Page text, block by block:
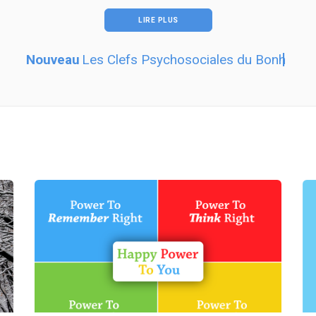
LIRE PLUS
Les Clefs Psychosociales du Bonheur -